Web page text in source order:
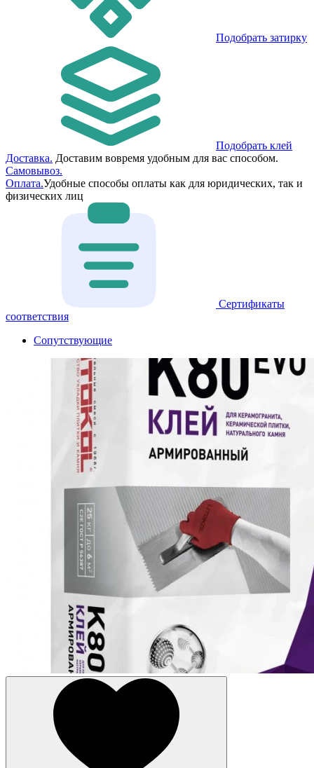
Подобрать затирку
Подобрать клей
Доставка. Доставим вовремя удобным для вас способом.
Самовывоз.
Оплата.Удобные способы оплаты как для юридических, так и
физических лиц
Сертификаты
соответствия
Сопутствующие